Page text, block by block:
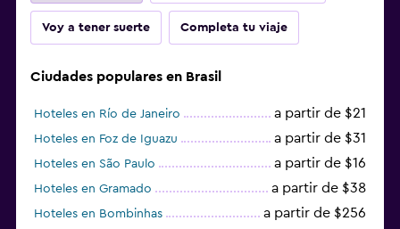
Voy a tener suerte Completa tu viaje
Ciudades populares en Brasil
Hoteles en Río de Janeiro a partir de $21
Hoteles en Foz de Iguazu a partir de $31
Hoteles en São Paulo a partir de $16
Hoteles en Gramado a partir de $38
Hoteles en Bombinhas a partir de $256